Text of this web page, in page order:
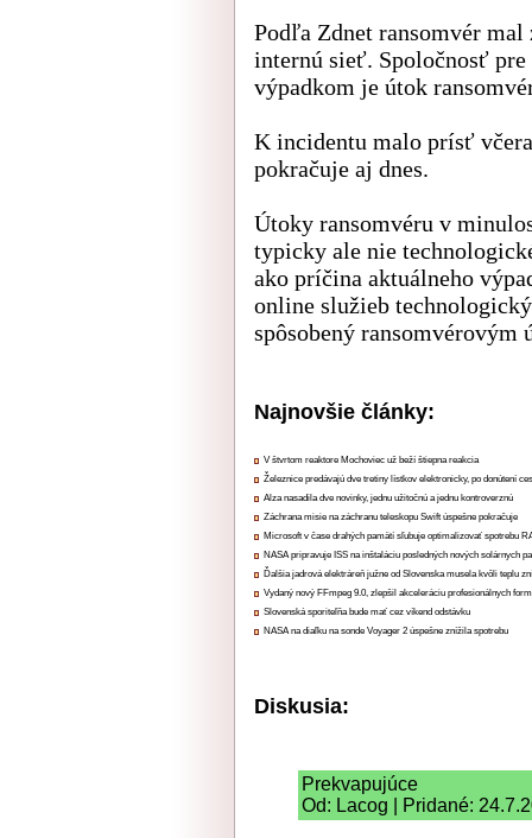
Podľa Zdnet ransomvér
internú sieť. Spoločnosť
výpadkom je útok
K incidentu malo prísť
pokračuje aj dnes.
Útoky ransomvéru v
typicky ale nie
ako príčina aktuálneho
online služieb
spôsobený ransomvérovým
Najnovšie články:
V štvrtom reaktore Mochoviec už beží štiepna reakcia
Železnice predávajú dve tretiny lístkov elektronicky, po donútení
Alza nasadila dve novinky, jednu užitočnú a jednu kontroverznú
Záchrana misie na záchranu teleskopu Swift úspešne pokračuje
Microsoft v čase drahých pamätí sľubuje optimalizovať spotrebu
NASA pripravuje ISS na inštaláciu posledných nových solárnych
Ďalšia jadrová elektráreň južne od Slovenska musela kvôli teplu
Vydaný nový FFmpeg 9.0, zlepšil akceleráciu profesionálnych
Slovenská sporiteľňa bude mať cez víkend odstávku
NASA na diaľku na sonde Voyager 2 úspešne znížila spotrebu
Diskusia:
Prekvapujúce
Od: Lacog | Pridané: